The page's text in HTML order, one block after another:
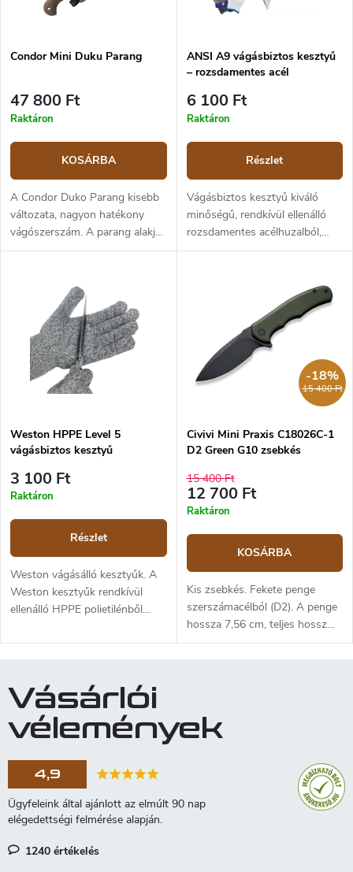
Condor Mini Duku Parang
47 800 Ft
Raktáron
KOSÁRBA
A Condor Duko Parang kisebb
változata, nagyon hatékony
vágószerszám. A parang alakja
Délkelet-Ázsiából származik,
Condor Mini Duku Parang 42,5
cm teljes hosszúságú parang,
penge vastagsága 4,5 mm. A
penge 1075 magas
széntartalmú acél. Diófa
markolat, barna bőrtok.
ANSI A9 vágásbiztos kesztyű
– rozsdamentes acél
6 100 Ft
Raktáron
Részlet
Vágásbiztos kesztyű kiváló
minőségű, rendkívül ellenálló
rozsdamentes acélhuzalból,
amely az ANSI A9-es
meg – ez a legmagasabb szint.
A kesztyű könnyű, rugalmas,
így hosszabb viselet során is
kényelmes marad. A csomag
tartalmaz egy fehér pamut
aláöltő kesztyűt is a még
komfortosabb használat
érdekében. Méretválaszték:S (7-
es méret), XL (10-es méret).
Weston HPPE Level 5
vágásbiztos kesztyű
3 100 Ft
Raktáron
Részlet
Weston vágásálló kesztyűk. A
Weston kesztyűk rendkívül
ellenálló HPPE polietilénből
ös szintjének megfelelő
légáteresztőek. Elérhető
méretek: S (7-es méret), M (8-
as), L (9-es) és XL (10-es).
15 400 Ft
-18%
Civivi Mini Praxis C18026C-1
D2 Green G10 zsebkés
15 400 Ft
12 700 Ft
Raktáron
KOSÁRBA
Kis zsebkés. Fekete penge
szerszámacélból (D2). A penge
hossza 7,56 cm, teljes hossz
17,25 cm. Markolat sötétzöld
Vásárlói
vélemények
4,9
1240 értékelés